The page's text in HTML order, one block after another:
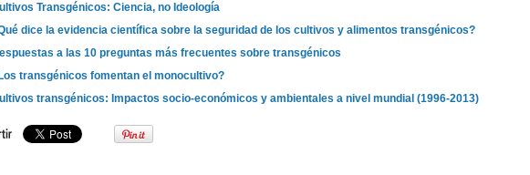
Transgénicos: Ciencia, no Ideología
dice la evidencia científica sobre la seguridad de los cultivos y alimentos transgénicos?
a las 10 preguntas más frecuentes sobre transgénicos
transgénicos fomentan el monocultivo?
transgénicos: Impactos socio-económicos y ambientales a nivel mundial (1996-2013)